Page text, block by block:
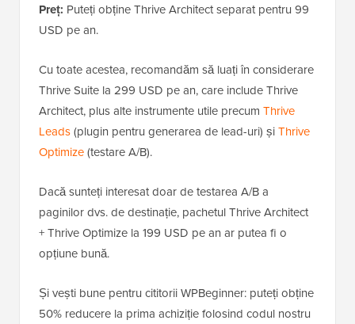
Preț: Puteți obține Thrive Architect separat pentru 99
USD pe an.
Cu toate acestea, recomandăm să luați în considerare
Thrive Suite la 299 USD pe an, care include Thrive
Architect, plus alte instrumente utile precum Thrive
Leads(plugin pentru generarea de lead-uri) șiThrive
Optimize(testare A/B).
Dacă sunteți interesat doar de testarea A/B a
paginilor dvs. de destinație, pachetul Thrive Architect
+ Thrive Optimize la 199 USD pe an ar putea fi o
opțiune bună.
Și vești bune pentru cititorii WPBeginner: puteți obține
50% reducere la prima achiziție folosind codul nostru